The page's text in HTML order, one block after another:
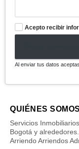
Acepto recibir
Al enviar tus datos
QUIÉNES SOMOS
Servicios
Bogotá y
Arriendo Arriendos